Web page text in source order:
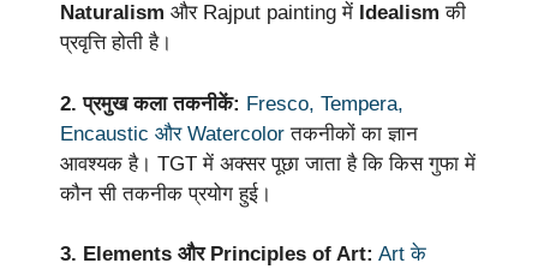
Naturalism और Rajput painting में Idealism की
प्रवृत्ति होती है।
2. प्रमुख कला तकनीकें: Fresco, Tempera,
Encaustic और Watercolor तकनीकों का ज्ञान
आवश्यक है। TGT में अक्सर पूछा जाता है कि किस गुफा में
कौन सी तकनीक प्रयोग हुई।
3. Elements और Principles of Art: Art के